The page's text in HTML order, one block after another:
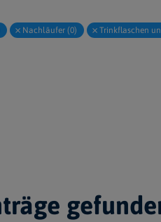
Nachläufer (0) Trinkflaschen